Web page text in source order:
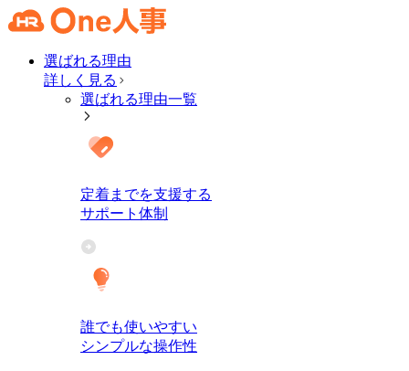
選ばれる理由
詳しく見る
選ばれる理由一覧
定着までを支援する
サポート体制
誰でも使いやすい
シンプルな操作性